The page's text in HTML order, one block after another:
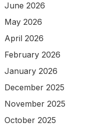
June 2026
May 2026
April 2026
February 2026
January 2026
December 2025
November 2025
October 2025